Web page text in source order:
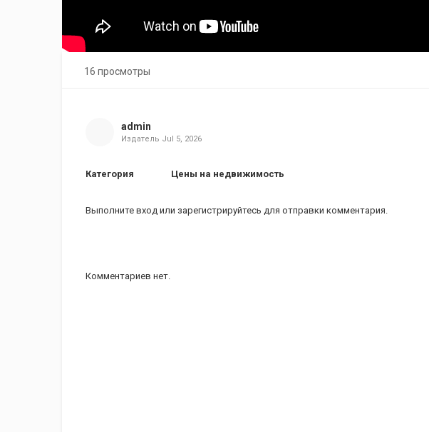
16 просмотры
admin
Издатель Jul 5, 2026
Категория Цены на недвижимость
Выполните вход или зарегистрируйтесь для отправки комментария.
Комментариев нет.